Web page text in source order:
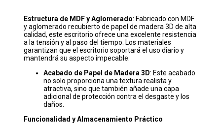
Estructura de MDF y Aglomerado: Fabricado con MDF
y aglomerado recubierto de papel de madera 3D de alta
calidad, este escritorio ofrece una excelente resistencia
a la tensión y al paso del tiempo. Los materiales
garantizan que el escritorio soportará el uso diario y
mantendrá su aspecto impecable.
Acabado de Papel de Madera 3D: Este acabado
no solo proporciona una textura realista y
atractiva, sino que también añade una capa
adicional de protección contra el desgaste y los
daños.
Funcionalidad y Almacenamiento Práctico